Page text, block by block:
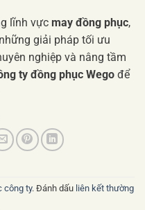
lĩnh vực may đồng phục,
giải pháp tối ưu
nghiệp và nâng tầm
ty đồng phục Wego để
công ty. Đánh dấu liên kết thường